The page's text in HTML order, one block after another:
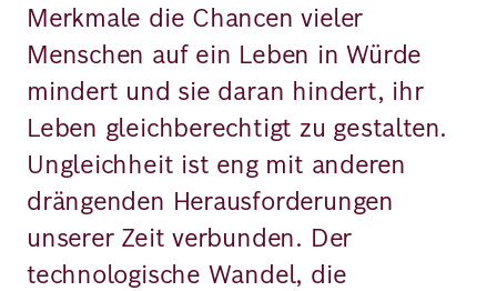
Merkmale die Chancen vieler
Menschen auf ein Leben in Würde
mindert und sie daran hindert, ihr
Leben gleichberechtigt zu gestalten.
Ungleichheit ist eng mit anderen
drängenden Herausforderungen
unserer Zeit verbunden. Der
technologische Wandel, die